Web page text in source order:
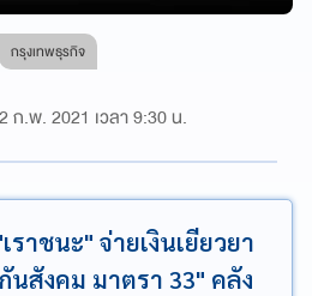
กรุงเทพธุรกิจ
ก.พ. 2021 เวลา 9:30 น.
าชนะ" จ่ายเงินเยียวยา
สังคม มาตรา 33" คลัง